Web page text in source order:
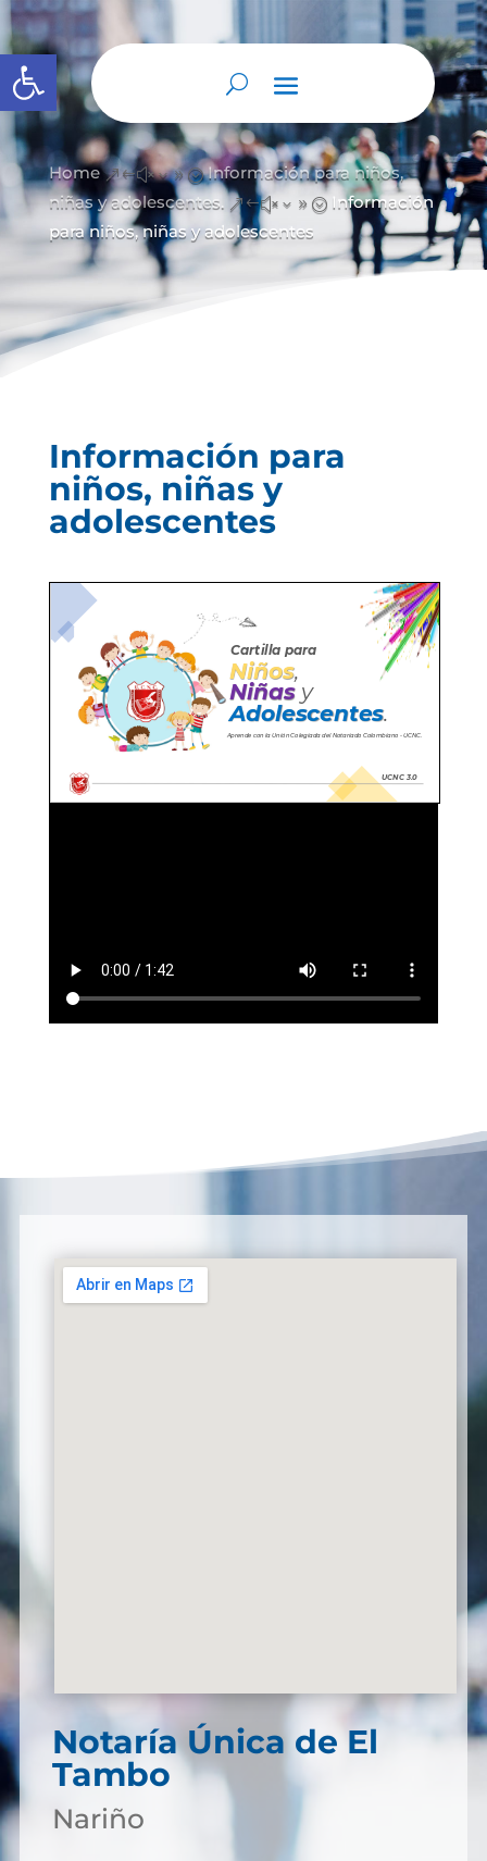
Abrir barra de herramientas
Home &#x39; Información para niños,
niñas y adolescentes. &#x39; Información
para niños, niñas y adolescentes
Información para
niños, niñas y
adolescentes
Notaría Única de El
Tambo
Nariño